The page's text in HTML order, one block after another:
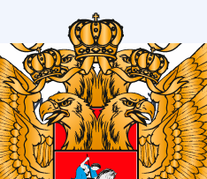
(типовой)
профиль / 04